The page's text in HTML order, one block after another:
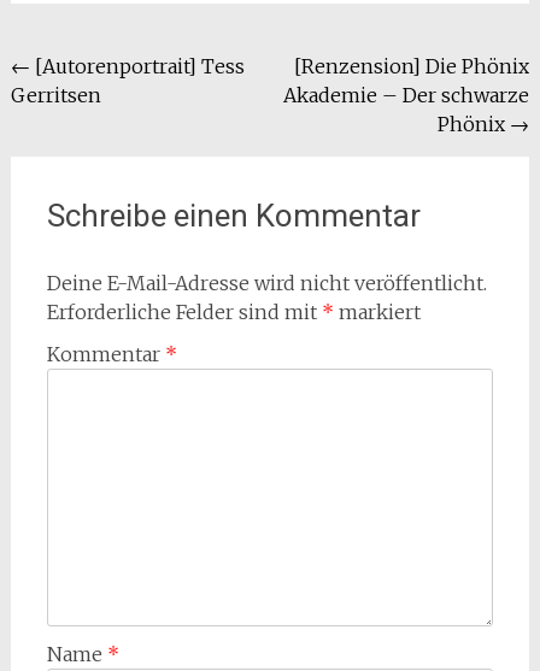
Beitragsnavigation
← [Autorenportrait] Tess
Gerritsen
[Renzension] Die Phönix
Akademie – Der schwarze
Phönix →
Schreibe einen Kommentar
Deine E-Mail-Adresse wird nicht veröffentlicht.
Erforderliche Felder sind mit * markiert
Kommentar *
Name *